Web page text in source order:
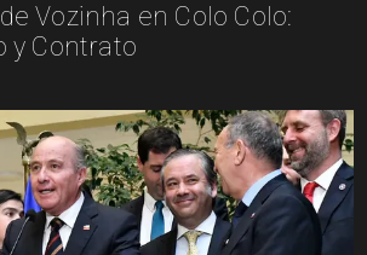
Vozinha en Colo Colo:
y Contrato